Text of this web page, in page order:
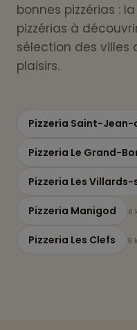
bonnes pizzérias :
pizzérias à
sélection des villes
plaisirs.
Pizzeria Saint-
Pizzeria Le Grand-
Pizzeria Les
Pizzeria Manigod 6
Pizzeria Les Clefs 9